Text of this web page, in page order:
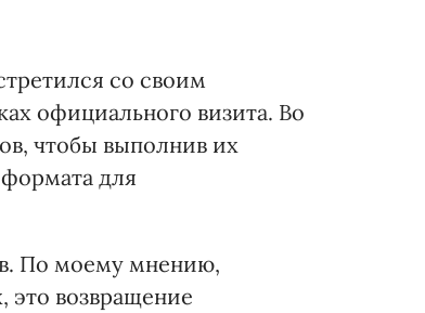
со своим
официального визита. Во
чтобы выполнив их
для
По моему мнению,
возвращение